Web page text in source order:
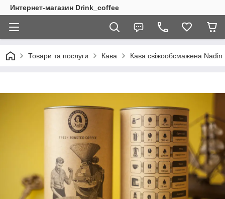
Интернет-магазин Drink_coffee
Товари та послуги Кава Кава свіжообсмажена Nadin